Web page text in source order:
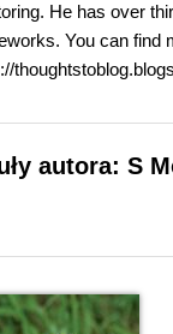
He has over
You can find
autora: S